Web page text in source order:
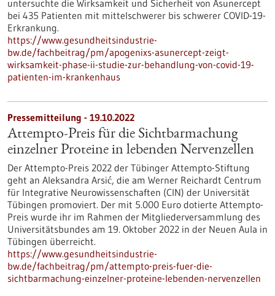
untersuchte die Wirksamkeit und Sicherheit von Asunercept
bei 435 Patienten mit mittelschwerer bis schwerer COVID-19-
Erkrankung.
https://www.gesundheitsindustrie-
bw.de/fachbeitrag/pm/apogenixs-asunercept-zeigt-
wirksamkeit-phase-ii-studie-zur-behandlung-von-covid-19-
patienten-im-krankenhaus
Pressemitteilung - 19.10.2022
Attempto-Preis für die Sichtbarmachung
einzelner Proteine in lebenden Nervenzellen
Der Attempto-Preis 2022 der Tübinger Attempto-Stiftung
geht an Aleksandra Arsić, die am Werner Reichardt Centrum
für Integrative Neurowissenschaften (CIN) der Universität
Tübingen promoviert. Der mit 5.000 Euro dotierte Attempto-
Preis wurde ihr im Rahmen der Mitgliederversammlung des
Universitätsbundes am 19. Oktober 2022 in der Neuen Aula in
Tübingen überreicht.
https://www.gesundheitsindustrie-
bw.de/fachbeitrag/pm/attempto-preis-fuer-die-
sichtbarmachung-einzelner-proteine-lebenden-nervenzellen